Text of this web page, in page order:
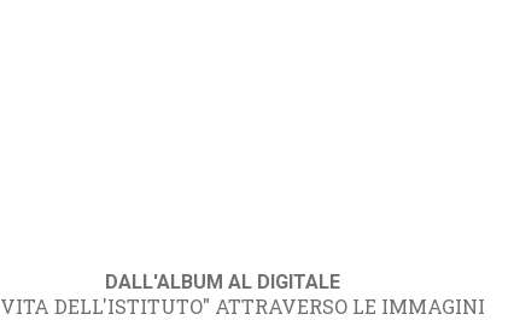
DALL'ALBUM AL DIGITALE
DELL'ISTITUTO" ATTRAVERSO LE IMMAGINI